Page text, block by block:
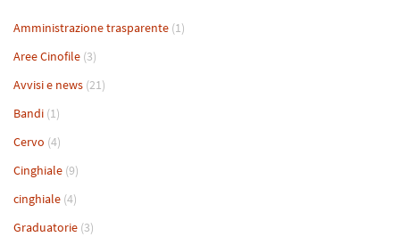
Amministrazione trasparente (1)
Aree Cinofile (3)
Avvisi e news (21)
Bandi (1)
Cervo (4)
Cinghiale (9)
cinghiale (4)
Graduatorie (3)